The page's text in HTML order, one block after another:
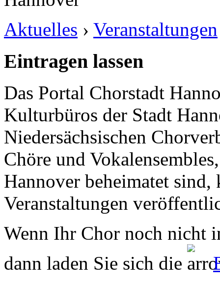
Aktuelles › Veranstaltungen
Eintragen lassen
Das Portal Chorstadt
Kulturbüros der Stadt
Niedersächsischen
Chöre und
Hannover beheimatet sind,
Veranstaltungen
Wenn Ihr Chor noch nicht
dann laden Sie sich die